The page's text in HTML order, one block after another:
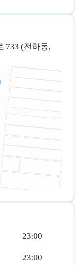
733 (전하동,
23:00
23:00